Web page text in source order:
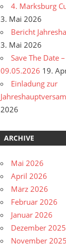
4. Marksburg
3. Mai 2026
Bericht
3. Mai 2026
Save The Date
09.05.2026 19.
Einladung zur
2026
ARCHIVE
Mai 2026
April 2026
März 2026
Februar 2026
Januar 2026
Dezember 2025
November 2025